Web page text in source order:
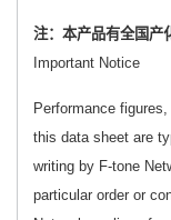
注：本产品有全国产
Important Notice
Performance
this data sheet are
writing by F-tone
particular order or